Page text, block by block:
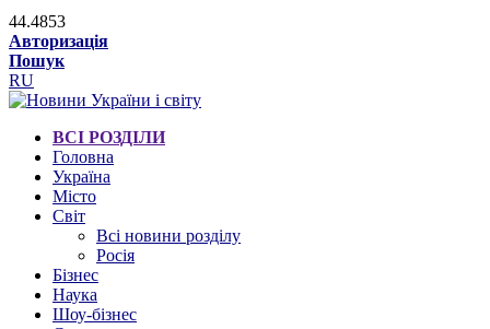
44.4853
Авторизація
Пошук
RU
ВСІ РОЗДІЛИ
Головна
Україна
Місто
Світ
Всі новини розділу
Росія
Бізнес
Наука
Шоу-бізнес